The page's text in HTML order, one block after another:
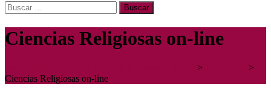
Buscar:
Ciencias Religiosas on-line
>
>
Ciencias Religiosas on-line